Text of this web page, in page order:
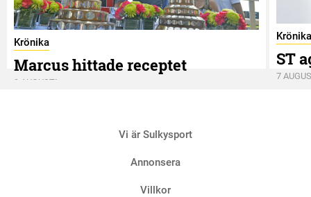
Krönika
Marcus hittade receptet
9 AUGUSTI
Krönika
ST
7
Vi är Sulkysport
Annonsera
Villkor